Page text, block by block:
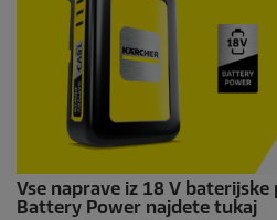
Vse naprave iz 18 V
Battery Power najdete tukaj